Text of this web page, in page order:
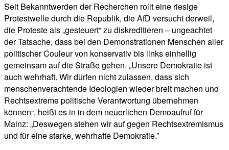
Seit Bekanntwerden der Recherchen rollt eine riesige
Protestwelle durch die Republik, die AfD versucht derweil,
die Proteste als „gesteuert“ zu diskreditieren – ungeachtet
der Tatsache, dass bei den Demonstrationen Menschen aller
politischer Couleur von konservativ bis links einhellig
gemeinsam auf die Straße gehen. „Unsere Demokratie ist
auch wehrhaft. Wir dürfen nicht zulassen, dass sich
menschenverachtende Ideologien wieder breit machen und
Rechtsextreme politische Verantwortung übernehmen
können“, heißt es in in dem neuerlichen Demoaufruf für
Mainz: „Deswegen stehen wir auf gegen Rechtsextremismus
und für eine starke, wehrhafte Demokratie.”